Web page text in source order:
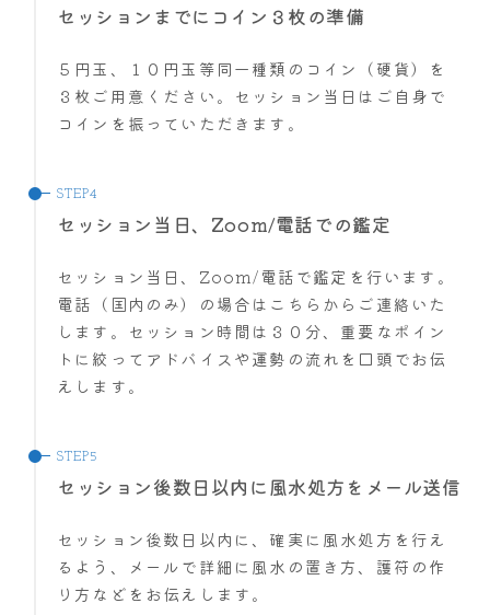
セッションまでにコイン３枚の準備
５円玉、１０円玉等同一種類のコイン（硬貨）を
３枚ご用意ください。セッション当日はご自身で
コインを振っていただきます。
セッション当日、Zoom/電話での鑑定
セッション当日、Zoom/電話で鑑定を行います。
電話（国内のみ）の場合はこちらからご連絡いた
します。セッション時間は３０分、重要なポイン
トに絞ってアドバイスや運勢の流れを口頭でお伝
えします。
セッション後数日以内に風水処方をメール送信
セッション後数日以内に、確実に風水処方を行え
るよう、メールで詳細に風水の置き方、護符の作
り方などをお伝えします。